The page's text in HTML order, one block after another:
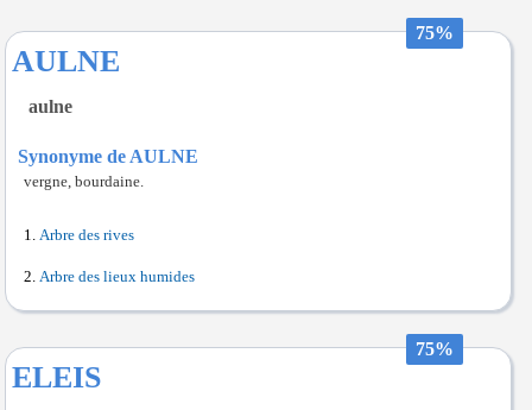
75%
AULNE
aulne
Synonyme de AULNE
vergne, bourdaine.
Arbre des rives
Arbre des lieux humides
75%
ELEIS